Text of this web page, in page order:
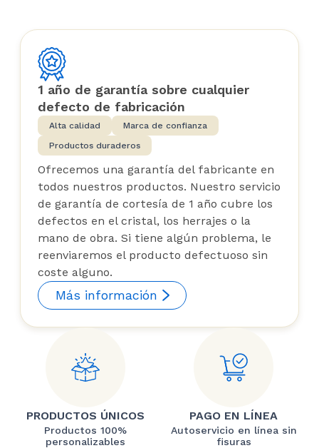
1 año de garantía sobre cualquier
defecto de fabricación
Alta calidad
Marca de confianza
Productos duraderos
Ofrecemos una garantía del fabricante en
todos nuestros productos. Nuestro servicio
de garantía de cortesía de 1 año cubre los
defectos en el cristal, los herrajes o la
mano de obra. Si tiene algún problema, le
reenviaremos el producto defectuoso sin
coste alguno.
Más información
PRODUCTOS ÚNICOS
Productos 100%
personalizables
PAGO EN LÍNEA
Autoservicio en línea sin
fisuras